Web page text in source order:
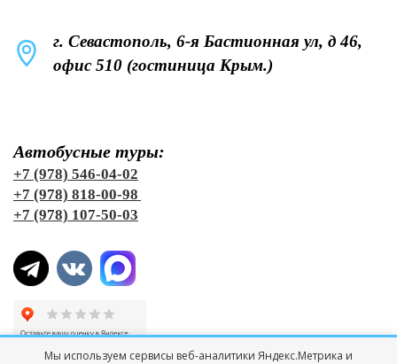
г. Севастополь, 6-я Бастионная ул, д 46,
офис 510 (гостиница Крым.)
Автобусные туры:
+7 (978) 546-04-02
+7 (978) 818-00-98
+7 (978) 107-50-03
Мы используем сервисы веб-аналитики Яндекс.Метрика и